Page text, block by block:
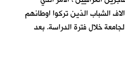
الشباب الذين تركوا اوطانهم
خلال فترة الدراسة. بعد